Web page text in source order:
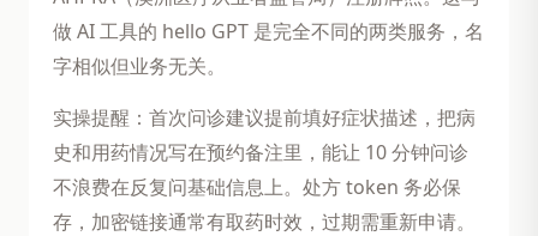
做 AI 工具的 hello GPT 是完全不同的两类服务，名
字相似但业务无关。
实操提醒：首次问诊建议提前填好症状描述，把病
史和用药情况写在预约备注里，能让 10 分钟问诊
不浪费在反复问基础信息上。处方 token 务必保
存，加密链接通常有取药时效，过期需重新申请。